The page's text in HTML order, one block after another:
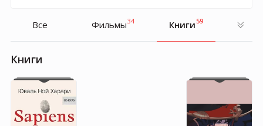
Все Фильмы34 Книги59
Книги